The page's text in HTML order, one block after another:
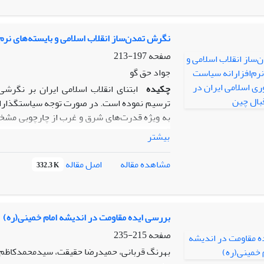
نگرش تمدن‌ساز انقلاب اسلامی و بایسته‌های
صفحه197-213
جواد حق گو
چکیده ابتنای انقلاب اسلامی ایران بر
ترسیم نموده است. در صورت توجه
به ویژه قدرت‌های شرق و غرب از چارچوبی
قدرت‌های جهان نیز متفاوت خواهد بود. بر
یکسان نیست. اگرچه این تفاوت نگاه تغییری
بهره‌مندی از ظرفیت‌های فراوان قدرت
نرم‌افزارانه‌ای باید برخوردار باشد؟ پُر واضح
دغدغه‌ای تلاش خواهد کرد تا ضمن بازخوانی و
بایسته‌های نرم‌افزارانه سیاست خارجی
تلاش شده تا با بهره‌مندی از مولفه‌های قدرت
بیشتر
مشاهده مقاله
اصل مقاله 332.3 K
بررسی ایده مقاومت در اندیشه امام خمینی(ره)
صفحه215-235
بهرنگ قربانی، حمیدرضا حقیقت،